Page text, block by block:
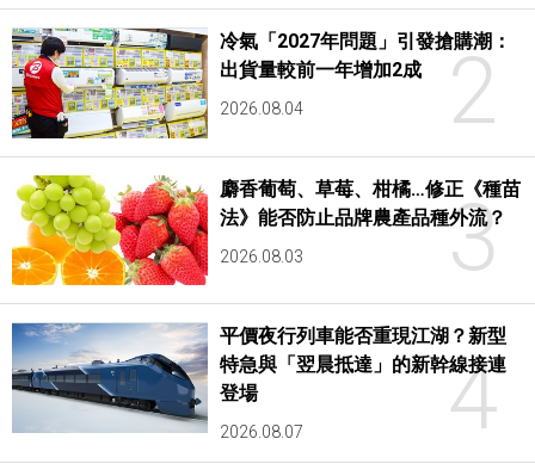
2
冷氣「2027年問題」引發搶購潮：
出貨量較前一年增加2成
2026.08.04
3
麝香葡萄、草莓、柑橘…修正《種苗
法》能否防止品牌農產品種外流？
2026.08.03
4
平價夜行列車能否重現江湖？新型
特急與「翌晨抵達」的新幹線接連
登場
2026.08.07